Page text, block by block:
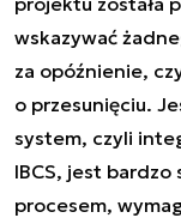
wskazywać
za opóźnienie,
o przesunięciu.
system, czyli
IBCS, jest bardzo
procesem,